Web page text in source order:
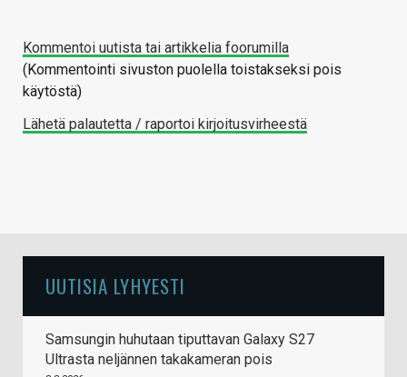
Kommentoi uutista tai artikkelia foorumilla
(Kommentointi sivuston puolella toistakseksi pois
käytöstä)
Lähetä palautetta / raportoi kirjoitusvirheestä
UUTISIA LYHYESTI
Samsungin huhutaan tiputtavan Galaxy S27
Ultrasta neljännen takakameran pois